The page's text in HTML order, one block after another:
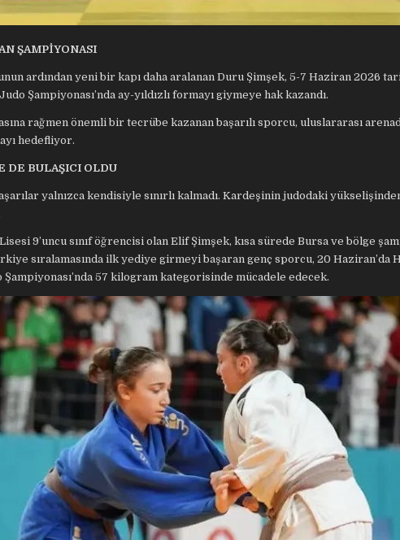
ŞAMPİYONASI
ardından yeni bir kapı daha aralanan Duru Şimşek, 5-7 Haziran 2026
Şampiyonası’nda ay-yıldızlı formayı giymeye hak kazandı.
rağmen önemli bir tecrübe kazanan başarılı sporcu, uluslararası
hedefliyor.
DE BULAŞICI OLDU
yalnızca kendisiyle sınırlı kalmadı. Kardeşinin judodaki
9’uncu sınıf öğrencisi olan Elif Şimşek, kısa sürede Bursa ve bölge
sıralamasında ilk yediye girmeyi başaran genç sporcu, 20 Haziran’da
Şampiyonası’nda 57 kilogram kategorisinde mücadele edecek.